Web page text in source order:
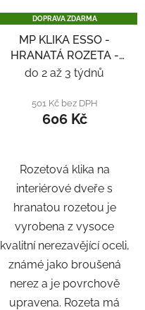
DOPRAVA ZDARMA
MP KLIKA ESSO -
HRANATÁ ROZETA -
NEREZ
do 2 až 3 týdnů
501 Kč bez DPH
606 Kč
Rozetová klika na
interiérové ​​dveře s
hranatou rozetou je
vyrobena z vysoce
kvalitní nerezavějící oceli,
známé jako broušená
nerez a je povrchově
upravena. Rozeta má